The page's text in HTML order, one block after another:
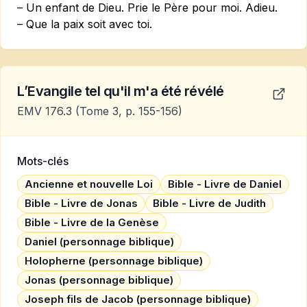
– Un enfant de Dieu. Prie le Père pour moi. Adieu.
– Que la paix soit avec toi.
L’Evangile tel qu'il m'a été révélé
EMV 176.3 (Tome 3, p. 155-156)
Mots-clés
Ancienne et nouvelle Loi
Bible - Livre de Daniel
Bible - Livre de Jonas
Bible - Livre de Judith
Bible - Livre de la Genèse
Daniel (personnage biblique)
Holopherne (personnage biblique)
Jonas (personnage biblique)
Joseph fils de Jacob (personnage biblique)